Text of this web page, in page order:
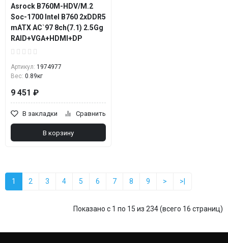
Asrock B760M-HDV/M.2
Soc-1700 Intel B760 2xDDR5
mATX AC`97 8ch(7.1) 2.5Gg
RAID+VGA+HDMI+DP
Артикул: 1974977
Вес: 0.89кг
9 451 ₽
В закладки Сравнить
В корзину
1 2 3 4 5 6 7 8 9 > >|
Показано с 1 по 15 из 234 (всего 16 страниц)